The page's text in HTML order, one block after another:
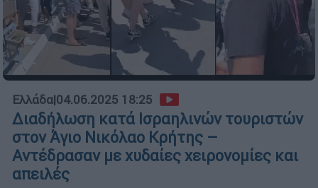
Ελλάδα|04.06.2025 18:25
Διαδήλωση κατά Ισραηλινών τουριστών
στον Άγιο Νικόλαο Κρήτης –
Αντέδρασαν με χυδαίες χειρονομίες και
απειλές